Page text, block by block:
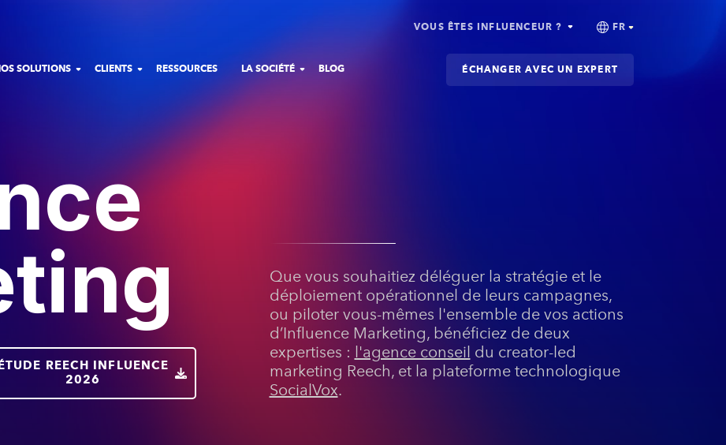
VOUS ÊTES INFLUENCEUR ?
SOLUTIONS CLIENTS RESSOURCES LA SOCIÉTÉ BLOG ÉCHANGER AVEC UN EXPERT
REECH INFLUENCE
2026
Que vous souhaitiez déléguer la stratégie et le
déploiement opérationnel de leurs campagnes,
ou piloter vous-mêmes l'ensemble de vos actions
d’Influence Marketing, bénéficiez de deux
expertises : l'agence conseil du creator-led
marketing Reech, et la plateforme technologique
SocialVox.